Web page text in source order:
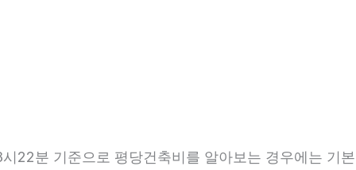
22분 기준으로 평당건축비를 알아보는 경우에는 기본